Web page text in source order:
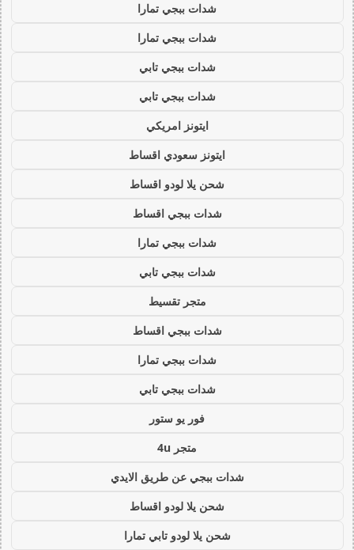
شدات ببجي تمارا
شدات ببجي تمارا
شدات ببجي تابي
شدات ببجي تابي
ايتونز امريكي
ايتونز سعودي اقساط
شحن يلا لودو اقساط
شدات ببجي اقساط
شدات ببجي تمارا
شدات ببجي تابي
متجر تقسيط
شدات ببجي اقساط
شدات ببجي تمارا
شدات ببجي تابي
فور يو ستور
متجر 4u
شدات ببجي عن طريق الايدي
شحن يلا لودو اقساط
شحن يلا لودو تابي تمارا